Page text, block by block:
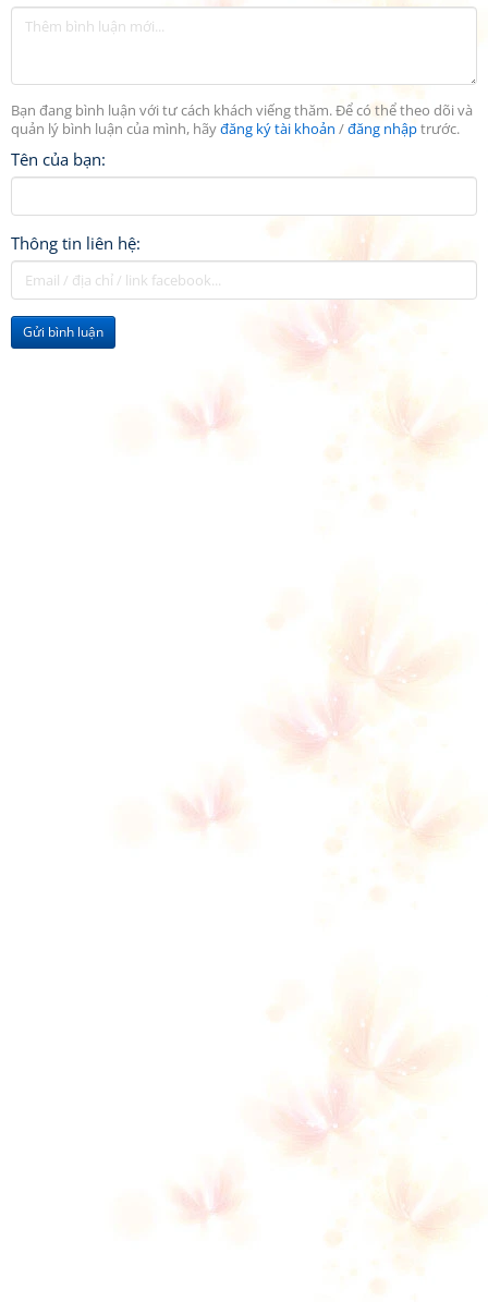
Bạn đang bình luận với tư cách khách viếng thăm. Để có thể theo dõi và
quản lý bình luận của mình, hãyđăng ký tài khoản /đăng nhậptrước.
Tên của bạn:
Thông tin liên hệ:
Gửi bình luận